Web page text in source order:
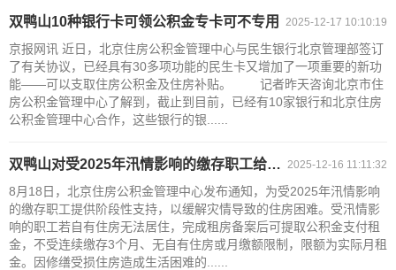
2025-12-17 10:10:19
双鸭山10种银行卡可领公积金专卡可不专用
京报网讯 近日，北京住房公积金管理中心与民生银行北京管理部签订
了有关协议，已经具有30多项功能的民生卡又增加了一项重要的新功
能——可以支取住房公积金及住房补贴。 记者昨天咨询北京市住
房公积金管理中心了解到，截止到目前，已经有10家银行和北京住房
公积金管理中心合作，这些银行的银......
2025-12-16 11:11:32
双鸭山对受2025年汛情影响的缴存职工给予阶段性支持
8月18日，北京住房公积金管理中心发布通知，为受2025年汛情影响
的缴存职工提供阶段性支持，以缓解灾情导致的住房困难。受汛情影
响的职工若自有住房无法居住，完成租房备案后可提取公积金支付租
金，不受连续缴存3个月、无自有住房或月缴额限制，限额为实际月租
金。因修缮受损住房造成生活困难的......